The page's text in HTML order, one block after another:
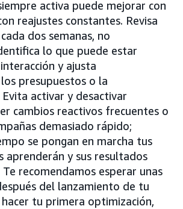
activa puede mejorar con
reajustes constantes. Revisa
dos semanas, no
lo que puede estar
y ajusta
presupuestos o la
activar y desactivar
cambios reactivos frecuentes o
demasiado rápido;
se pongan en marcha tus
aprenderán y sus resultados
Te recomendamos esperar unas
del lanzamiento de tu
tu primera optimización,